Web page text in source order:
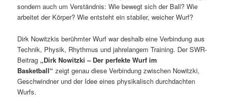
sondern auch um Verständnis: Wie bewegt sich der Ball? Wie
arbeitet der Körper? Wie entsteht ein stabiler, weicher Wurf?
Dirk Nowitzkis berühmter Wurf war deshalb eine Verbindung aus
Technik, Physik, Rhythmus und jahrelangem Training. Der SWR-
Beitrag „Dirk Nowitzki – Der perfekte Wurf im
Basketball“ zeigt genau diese Verbindung zwischen Nowitzki,
Geschwindner und der Idee eines physikalisch durchdachten
Wurfs.